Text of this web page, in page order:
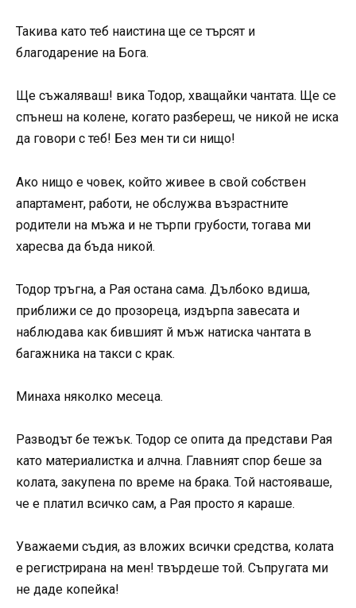
Такива като теб наистина ще се търсят и
благодарение на Бога.
Ще съжаляваш! вика Тодор, хващайки чантата. Ще се
спънеш на колене, когато разбереш, че никой не иска
да говори с теб! Без мен ти си нищо!
Ако нищо е човек, който живее в свой собствен
апартамент, работи, не обслужва възрастните
родители на мъжа и не търпи грубости, тогава ми
харесва да бъда никой.
Тодор тръгна, а Рая остана сама. Дълбоко вдиша,
приближи се до прозореца, издърпа завесата и
наблюдава как бившият й мъж натиска чантата в
багажника на такси с крак.
Минаха няколко месеца.
Разводът бе тежък. Тодор се опита да представи Рая
като материалистка и алчна. Главният спор беше за
колата, закупена по време на брака. Той настояваше,
че е платил всичко сам, а Рая просто я караше.
Уважаеми съдия, аз вложих всички средства, колата
е регистрирана на мен! твърдеше той. Съпругата ми
не даде копейка!